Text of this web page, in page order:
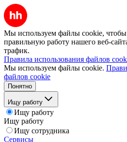
Мы используем файлы cookie, чтобы
правильную работу нашего веб-
трафик.
Правила использования файлов
Мы используем файлы cookie.
файлов cookie
Понятно
Ищу работу
Ищу работу
Ищу работу
Ищу сотрудника
Сервисы